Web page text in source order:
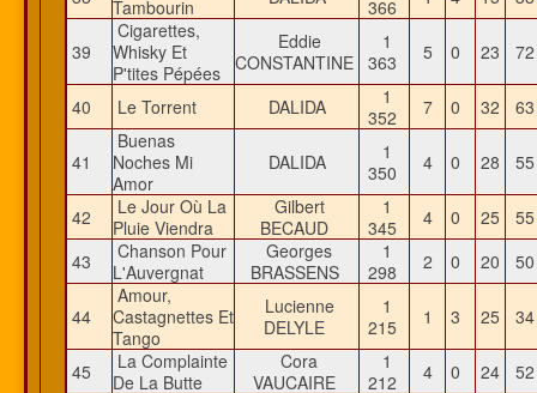
Tambourin
366
39
Cigarettes,
Whisky Et
P'tites Pépées
Eddie
CONSTANTINE
1
363
5 0 23
40 Le Torrent DALIDA
1
352
7 0 32
41
Buenas
Noches Mi
Amor
DALIDA
1
350
4 0 28
42
Le Jour Où La
Pluie Viendra
Gilbert
BECAUD
1
345
4 0 25
43
Chanson Pour
L'Auvergnat
Georges
BRASSENS
1
298
2 0 20
44
Amour,
Castagnettes Et
Tango
Lucienne
DELYLE
1
215
1 3 25
45
La Complainte
De La Butte
Cora
VAUCAIRE
1
212
4 0 24